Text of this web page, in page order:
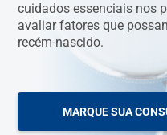
cuidados essenciais nos
avaliar fatores que
recém-nascido.
MARQUE SUA